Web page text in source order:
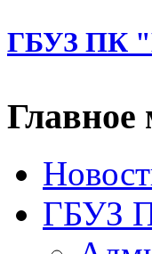
ГБУЗ ПК
ГБУЗ